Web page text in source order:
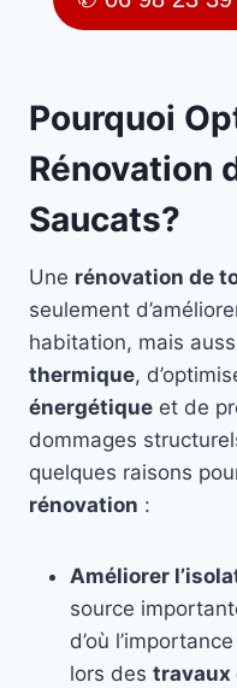
Pourquoi
Rénovation
Saucats?
Une rénovation de
seulement
habitation, mais
thermique,
énergétique et de
dommages
quelques raisons
rénovation :
Améliorer
source
d’où
lors des travaux